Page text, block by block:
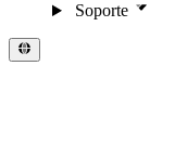
Soporte